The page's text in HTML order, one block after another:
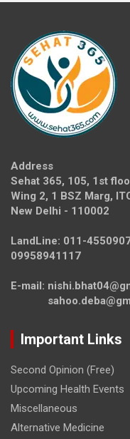
Address
Sehat 365, 105, 1st
Wing 2, 1 BSZ Marg,
New Delhi - 110002
LandLine: 011-
09958941117
E-mail:
Important Links
Second Opinion (Free)
Upcoming Health Events
Miscellaneous
Alternative Medicine